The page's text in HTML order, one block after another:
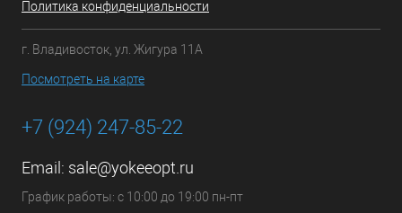
Политика конфиденциальности
г. Владивосток, ул. Жигура 11А
Посмотреть на карте
+7 (924) 247-85-22
Email: sale@yokeeopt.ru
График работы: с 10:00 до 19:00 пн-пт